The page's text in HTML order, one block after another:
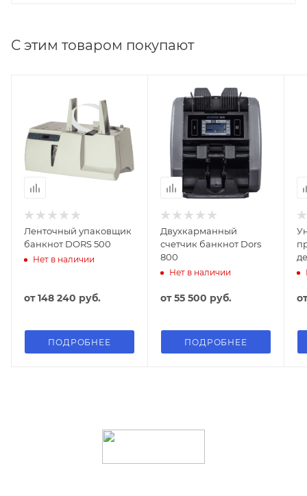
С этим товаром покупают
Ленточный упаковщик
банкнот DORS 500
Нет в наличии
от148 240 руб.
ПОДРОБНЕЕ
Двухкарманный
счетчик банкнот Dors
800
Нет в наличии
от55 500 руб.
ПОДРОБНЕЕ